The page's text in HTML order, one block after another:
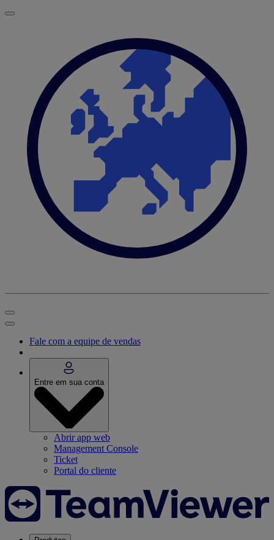
Fale com a equipe de vendas
Entre em sua conta
Abrir app web
Management Console
Ticket
Portal do cliente